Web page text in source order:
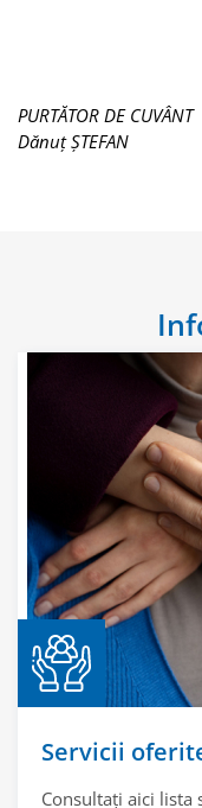
PURTĂTOR DE CUVÂNT
Dănuț ȘTEFAN
Servicii
Consultați aici